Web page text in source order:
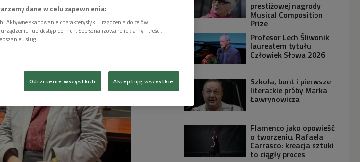
prestiżowej nagrody
Musical Composition
Prize
Profesor Lech Śliwonik
laureatem tytułu
Człowiek Słowa 2026
Szkoła, bunt i pierwsze
literackie próby Marka
Ławrynowicza
Flamenco jako opowieść
o tworzeniu. Rafaela
Carrasco: kreacja sztuki
to ciągły proces
dane w celu zapewnienia:
Aktywne skanowanie charakterystyki urządzenia do celów
lub dostęp do nich. Spersonalizowane reklamy i treści,
usług.
Odrzucenie wszystkich Akceptuję wszystkie